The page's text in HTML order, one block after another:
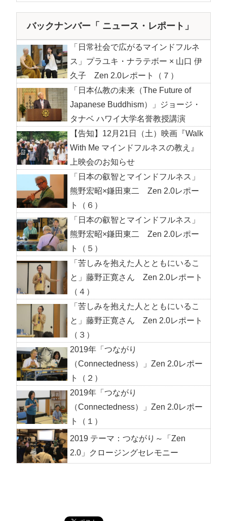
バックナンバー「 ニュース・レポート」
「日常社会で広がるマインドフルネ
ス」プラユキ・ナラテボー × 山口 伊
久子 Zen 2.0レポート（７）
「日本仏教の未来（The Future of
Japanese Buddhism）」ジョージ・
タナベ ハワイ大学名誉教授講演
【告知】12月21日（土）映画『Walk
With Me マインドフルネスの教え』
上映会のお知らせ
「日本の叡智とマインドフルネス」
熊野宏昭×鎌田東二 Zen 2.0レポー
ト（６）
「日本の叡智とマインドフルネス」
熊野宏昭×鎌田東二 Zen 2.0レポー
ト（５）
「苦しみを抱えた人とともにいるこ
と」藤野正寛さん Zen 2.0レポート
（４）
「苦しみを抱えた人とともにいるこ
と」藤野正寛さん Zen 2.0レポート
（３）
2019年「つながり
（Connectedness）」Zen 2.0レポー
ト（２）
2019年「つながり
（Connectedness）」Zen 2.0レポー
ト（１）
2019 テーマ：つながり～「Zen
2.0」クロージングセレモニー